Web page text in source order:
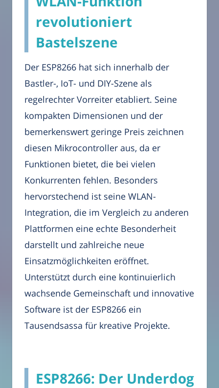
revolutioniert
Bastelszene
Der ESP8266 hat sich innerhalb der
Bastler-, IoT- und DIY-Szene als
regelrechter Vorreiter etabliert. Seine
kompakten Dimensionen und der
bemerkenswert geringe Preis zeichnen
diesen Mikrocontroller aus, da er
Funktionen bietet, die bei vielen
Konkurrenten fehlen. Besonders
hervorstechend ist seine WLAN-
Integration, die im Vergleich zu anderen
Plattformen eine echte Besonderheit
darstellt und zahlreiche neue
Einsatzmöglichkeiten eröffnet.
Unterstützt durch eine kontinuierlich
wachsende Gemeinschaft und innovative
Software ist der ESP8266 ein
Tausendsassa für kreative Projekte.
ESP8266: Der Underdog